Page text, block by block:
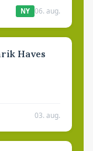
NY 06. aug.
Haves
03. aug.